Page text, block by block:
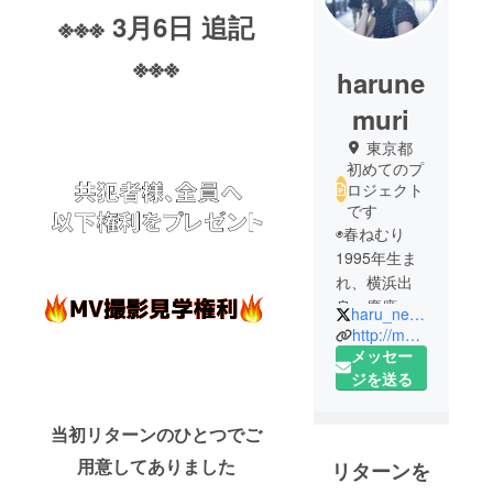
※※※ 3月6日 追記
※※※
当初リターンのひとつでご
用意してありました
harune
muri
東京都
初めてのプ
ロジェクト
です
◉春ねむり
1995年生ま
れ、横浜出
身。慶應在
学。17歳か
らバンドを
始め、シン
る。
haru_nemuri
http://mcharunonemuri.tumblr.com/
メッセー
ジを送る
リターンを